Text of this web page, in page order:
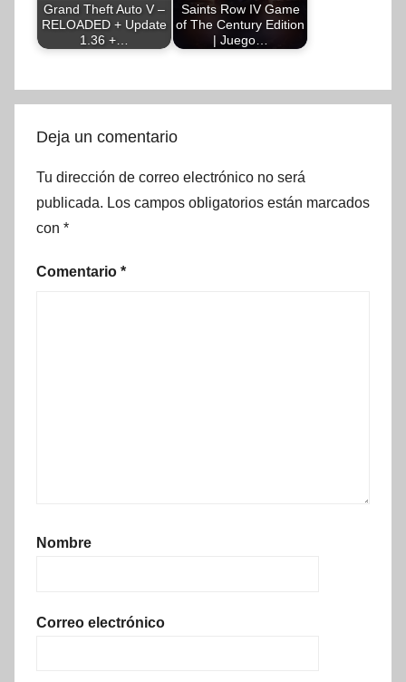
Grand Theft Auto V –
RELOADED + Update
1.36 +…
Saints Row IV Game
of The Century Edition
| Juego…
Deja un comentario
Tu dirección de correo electrónico no será
publicada. Los campos obligatorios están marcados
con *
Comentario *
Nombre
Correo electrónico